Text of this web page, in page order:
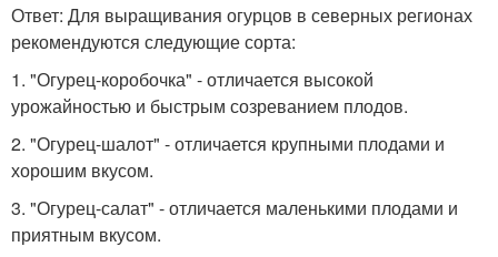
Ответ: Для выращивания огурцов в северных регионах
рекомендуются следующие сорта:
1. "Огурец-коробочка" - отличается высокой
урожайностью и быстрым созреванием плодов.
2. "Огурец-шалот" - отличается крупными плодами и
хорошим вкусом.
3. "Огурец-салат" - отличается маленькими плодами и
приятным вкусом.